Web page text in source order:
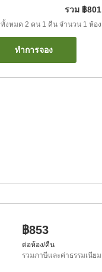
รวม ฿801
ทั้งหมด 2 คน 1 คืน จำนวน 1 ห้อง
ทำการจอง
฿853
ต่อห้อง/คืน
รวมภาษีและค่าธรรมเนียม